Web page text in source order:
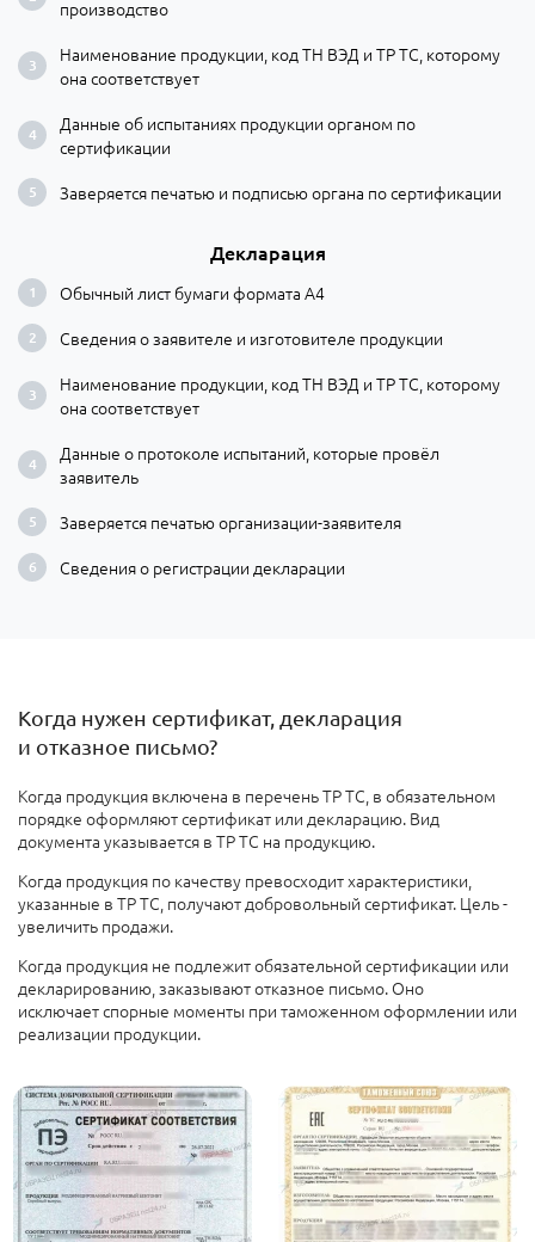
производство
Наименование продукции, код ТН ВЭД и ТР ТС, которому
она соответствует
Данные об испытаниях продукции органом по
сертификации
Заверяется печатью и подписью органа по сертификации
Декларация
Обычный лист бумаги формата А4
Сведения о заявителе и изготовителе продукции
Наименование продукции, код ТН ВЭД и ТР ТС, которому
она соответствует
Данные о протоколе испытаний, которые провёл
заявитель
Заверяется печатью организации-заявителя
Сведения о регистрации декларации
Когда нужен сертификат, декларация
и отказное письмо?
Когда продукция включена в перечень ТР ТС, в обязательном
порядке оформляют сертификат или декларацию. Вид
документа указывается в ТР ТС на продукцию.
Когда продукция по качеству превосходит характеристики,
указанные в ТР ТС, получают добровольный сертификат. Цель -
увеличить продажи.
Когда продукция не подлежит обязательной сертификации или
декларированию , заказывают отказное письмо. Оно
исключает спорные моменты при таможенном оформлении или
реализации продукции.